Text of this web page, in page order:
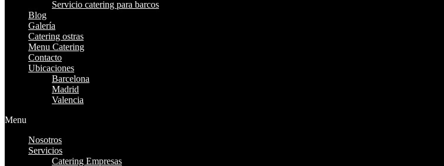
Servicio catering para barcos
Blog
Galería
Catering ostras
Menu Catering
Contacto
Ubicaciones
Barcelona
Madrid
Valencia
Menu
Nosotros
Servicios
Catering Empresas